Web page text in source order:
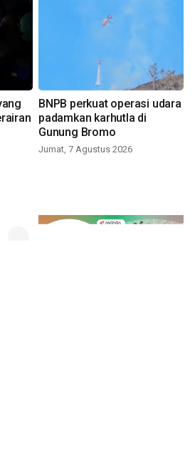
BNPB perkuat operasi udara
padamkan karhutla di
Gunung Bromo
Jumat, 7 Agustus 2026